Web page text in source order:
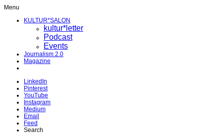
Menu
KULTUR*SALON
kultur*letter
Podcast
Events
Journalism 2.0
Magazine
LinkedIn
Pinterest
YouTube
Instagram
Medium
Email
Feed
Search